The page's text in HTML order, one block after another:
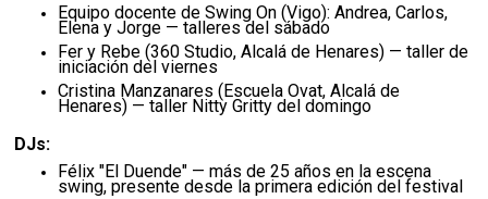
Equipo docente de Swing On (Vigo): Andrea, Carlos,
Elena y Jorge — talleres del sábado
Fer y Rebe (360 Studio, Alcalá de Henares) — taller de
iniciación del viernes
Cristina Manzanares (Escuela Ovat, Alcalá de
Henares) — taller Nitty Gritty del domingo
DJs:
Félix "El Duende" — más de 25 años en la escena
swing, presente desde la primera edición del festival